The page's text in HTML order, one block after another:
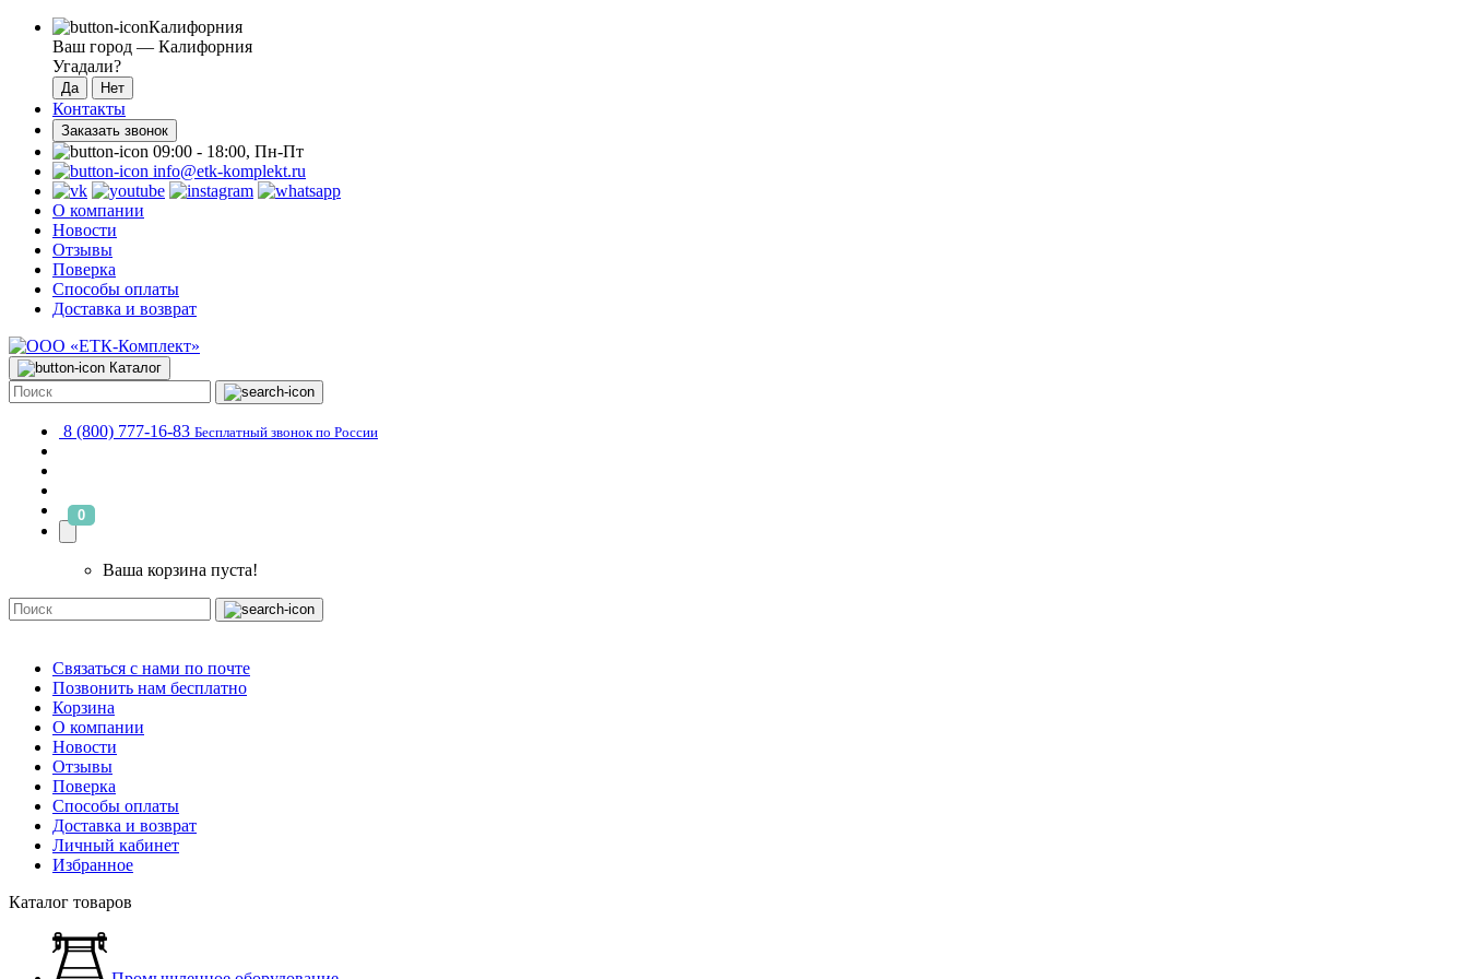
Калифорния
Ваш город — Калифорния
Угадали?
Контакты
Заказать звонок
09:00 - 18:00, Пн-Пт
info@etk-komplekt.ru
О компании
Новости
Отзывы
Поверка
Способы оплаты
Доставка и возврат
Каталог
8 (800) 777-16-83 Бесплатный звонок по России
0
Ваша корзина пуста!
Связаться с нами по почте
Позвонить нам бесплатно
Корзина
О компании
Новости
Отзывы
Поверка
Способы оплаты
Доставка и возврат
Личный кабинет
Избранное
Каталог товаров